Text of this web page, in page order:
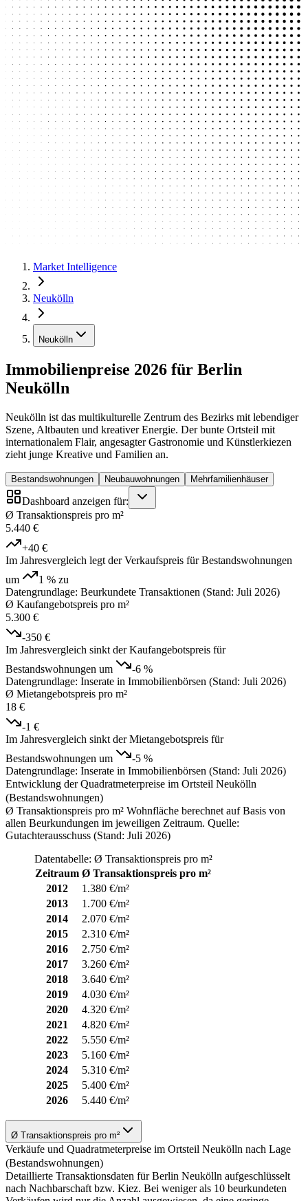
Market Intelligence
Neukölln
Neukölln
Immobilienpreise 2026 für Berlin
Neukölln
Neukölln ist das multikulturelle Zentrum des Bezirks mit lebendiger
Szene, Altbauten und kreativer Energie. Der bunte Ortsteil mit
internationalem Flair, angesagter Gastronomie und Künstlerkiezen
zieht junge Kreative und Familien an.
Bestandswohnungen Neubauwohnungen Mehrfamilienhäuser
Dashboard anzeigen für:
Ø Transaktionspreis pro m²
5.440 €
+40 €
Im Jahresvergleich legt der Verkaufspreis für Bestandswohnungen
um
1 % zu
Datengrundlage: Beurkundete Transaktionen (Stand: Juli 2026)
Ø Kaufangebotspreis pro m²
5.300 €
-350 €
Im Jahresvergleich sinkt der Kaufangebotspreis für
Bestandswohnungen um
-6 %
Datengrundlage: Inserate in Immobilienbörsen (Stand: Juli 2026)
Ø Mietangebotspreis pro m²
18 €
-1 €
Im Jahresvergleich sinkt der Mietangebotspreis für
Bestandswohnungen um
-5 %
Datengrundlage: Inserate in Immobilienbörsen (Stand: Juli 2026)
Entwicklung der Quadratmeterpreise im Ortsteil Neukölln
(Bestandswohnungen)
Ø Transaktionspreis pro m² Wohnfläche berechnet auf Basis von
allen Beurkundungen im jeweiligen Zeitraum. Quelle:
Gutachterausschuss (Stand: Juli 2026)
Datentabelle: Ø Transaktionspreis pro m²
Zeitraum Ø Transaktionspreis pro m²
2012
1.380 €/m²
2013
1.700 €/m²
2014
2.070 €/m²
2015
2.310 €/m²
2016
2.750 €/m²
2017
3.260 €/m²
2018
3.640 €/m²
2019
4.030 €/m²
2020
4.320 €/m²
2021
4.820 €/m²
2022
5.550 €/m²
2023
5.160 €/m²
2024
5.310 €/m²
2025
5.400 €/m²
2026
5.440 €/m²
Ø Transaktionspreis pro m²
Verkäufe und Quadratmeterpreise im Ortsteil Neukölln nach Lage
(Bestandswohnungen)
Detaillierte Transaktionsdaten für Berlin Neukölln aufgeschlüsselt
nach Nachbarschaft bzw. Kiez. Bei weniger als 10 beurkundeten